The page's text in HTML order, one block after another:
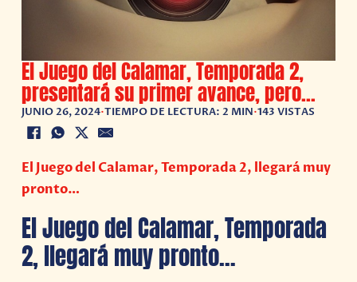
El Juego del Calamar, Temporada 2,
presentará su primer avance, pero…
JUNIO 26, 2024•TIEMPO DE LECTURA: 2 MIN•143 VISTAS
El Juego del Calamar, Temporada 2, llegará muy
pronto…
El Juego del Calamar, Temporada
2, llegará muy pronto…